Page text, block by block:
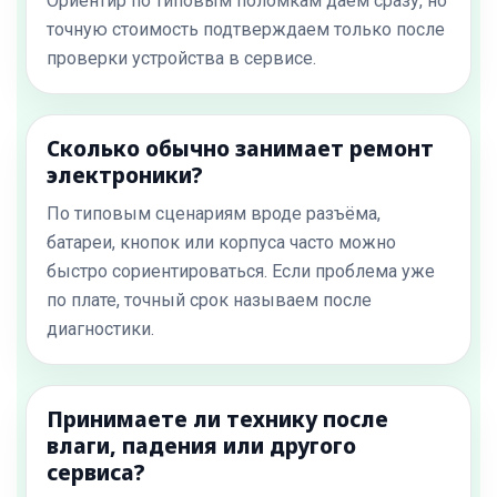
точную стоимость подтверждаем только после
проверки устройства в сервисе.
Сколько обычно занимает ремонт
электроники?
По типовым сценариям вроде разъёма,
батареи, кнопок или корпуса часто можно
быстро сориентироваться. Если проблема уже
по плате, точный срок называем после
диагностики.
Принимаете ли технику после
влаги, падения или другого
сервиса?